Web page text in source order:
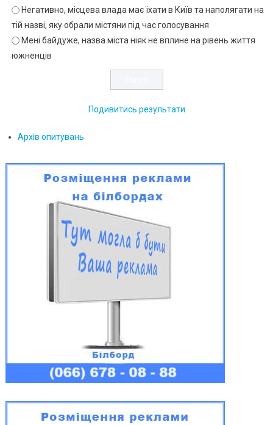
Негативно, місцева влада має їхати в Київ та наполягати на
тій назві, яку обрали містяни під час голосування
Мені байдуже, назва міста ніяк не вплине на рівень життя
южненців
Подивитись результати
Архів опитувань